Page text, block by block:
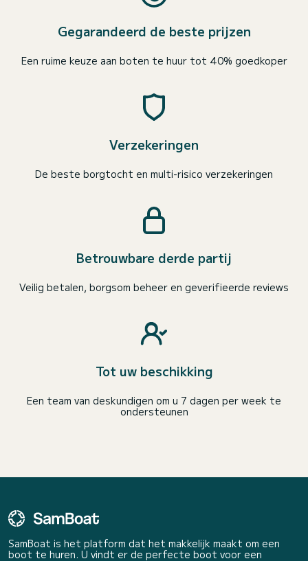
Gegarandeerd de beste prijzen
Een ruime keuze aan boten te huur tot 40% goedkoper
Verzekeringen
De beste borgtocht en multi-risico verzekeringen
Betrouwbare derde partij
Veilig betalen, borgsom beheer en geverifieerde reviews
Tot uw beschikking
Een team van deskundigen om u 7 dagen per week te
ondersteunen
SamBoat is het platform dat het makkelijk maakt om een
boot te huren. U vindt er de perfecte boot voor een